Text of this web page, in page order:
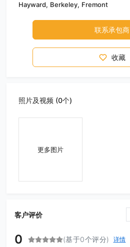
Hayward, Berkeley, Fremont
联系承包商
收藏
照片及视频 (0个)
更多图片
客户评价
0 (基于0个评分) 详情